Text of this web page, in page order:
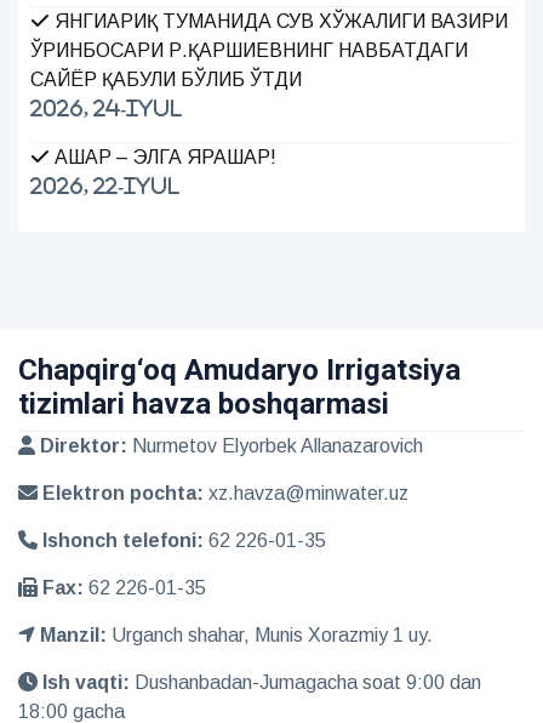
ЯНГИАРИҚ ТУМАНИДА СУВ ХЎЖАЛИГИ ВАЗИРИ
ЎРИНБОСАРИ Р.ҚАРШИЕВНИНГ НАВБАТДАГИ
САЙЁР ҚАБУЛИ БЎЛИБ ЎТДИ
2026, 24-Iyul
ҲАШАР – ЭЛГА ЯРАШАР!
2026, 22-Iyul
Chapqirg‘oq Amudaryo Irrigatsiya
tizimlari havza boshqarmasi
Direktor: Nurmetov Elyorbek Allanazarovich
Elektron pochta: xz.havza@minwater.uz
Ishonch telefoni: 62 226-01-35
Fax: 62 226-01-35
Manzil: Urganch shahar, Munis Xorazmiy 1 uy.
Ish vaqti: Dushanbadan-Jumagacha soat 9:00 dan
18:00 gacha